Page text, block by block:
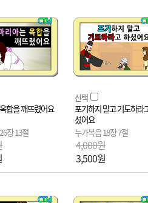
합을 깨뜨렸어요
장 13절
선택
포기하지 말고 기도하라
셨어요
누가복음 18장 7절
4,000원
3,500원